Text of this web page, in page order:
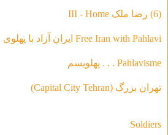
(6) رضا ملک III - Home
Free Iran with Pahlavi ایران آزاد با پهلوی
Pahlavisme . . . پهلویسم
تهران بزرگ (Capital City Tehran)
Soldiers